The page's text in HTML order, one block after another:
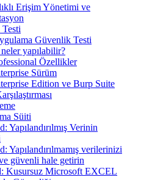
Erişim Yönetimi ve
Güvenlik Testi
yapılabilir?
Özellikler
Sürüm
Edition ve Burp Suite
Süiti
Yapılandırılmış Verinin
Yapılandırılmamış verilerinizi
güvenli hale getirin
Kusursuz Microsoft EXCEL